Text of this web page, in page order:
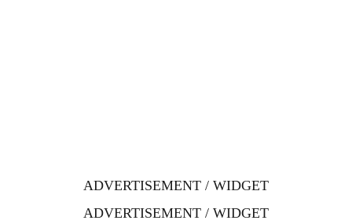
ADVERTISEMENT / WIDGET
ADVERTISEMENT / WIDGET